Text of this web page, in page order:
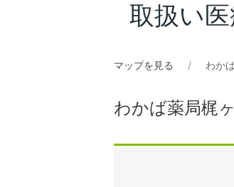
取扱い
マップを見る わか
わかば薬局梶